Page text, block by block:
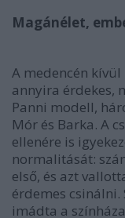
Magánélet,
A medencén
annyira érdekes,
Panni modell,
Mór és Barka. A
ellenére is
normalitását:
első, és azt
érdemes csinálni.
imádta a